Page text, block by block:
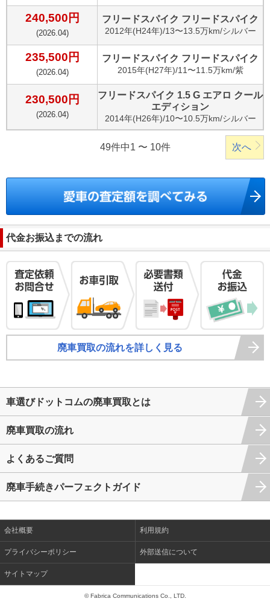
240,500 円
(2026.04)
フリードスパイク フリードスパイク
2012年(H24年)/13〜13.5万km/シルバー
235,500 円
(2026.04)
フリードスパイク フリードスパイク
2015年(H27年)/11〜11.5万km/紫
230,500 円
(2026.04)
フリードスパイク 1.5 G エアロ クール
エディション
2014年(H26年)/10〜10.5万km/シルバー
49件中1 〜 10件 次へ
代金お振込までの流れ
廃車買取の流れを詳しく見る
車選びドットコムの廃車買取とは
廃車買取の流れ
よくあるご質問
廃車手続きパーフェクトガイド
会社概要 利用規約
プライバシーポリシー 外部送信について
サイトマップ
© Fabrica Communications Co., LTD.